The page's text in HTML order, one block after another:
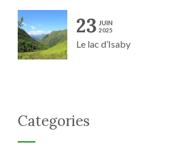
23 JUIN
2025
Le lac d’Isaby
Categories